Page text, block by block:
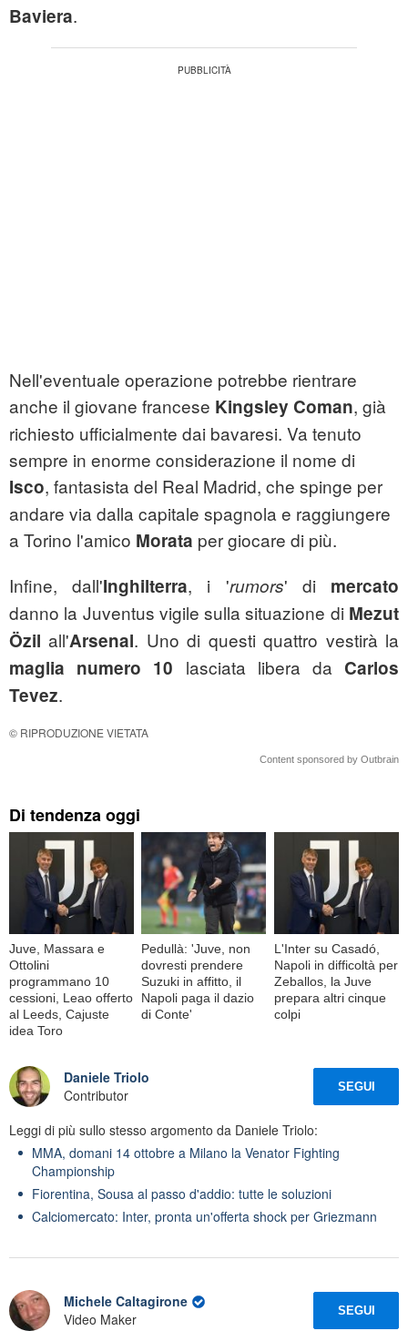
Baviera.
Nell'eventuale operazione potrebbe rientrare
anche il giovane francese Kingsley Coman, già
richiesto ufficialmente dai bavaresi. Va tenuto
sempre in enorme considerazione il nome di
Isco, fantasista del Real Madrid, che spinge per
andare via dalla capitale spagnola e raggiungere
a Torino l'amico Morata per giocare di più.
Infine, dall'Inghilterra, i 'rumors' di mercato
danno la Juventus vigile sulla situazione di Mezut
Özil all'Arsenal. Uno di questi quattro vestirà la
maglia numero 10 lasciata libera da Carlos
Tevez.
© RIPRODUZIONE VIETATA
Content sponsored by Outbrain
Di tendenza oggi
Juve, Massara e
Ottolini
programmano 10
cessioni, Leao offerto
al Leeds, Cajuste
idea Toro
Pedullà: 'Juve, non
dovresti prendere
Suzuki in affitto, il
Napoli paga il dazio
di Conte'
L'Inter su Casadó,
Napoli in difficoltà per
Zeballos, la Juve
prepara altri cinque
colpi
Daniele Triolo
Contributor
SEGUI
Leggi di più sullo stesso argomento da Daniele Triolo:
MMA, domani 14 ottobre a Milano la Venator Fighting
Championship
Fiorentina, Sousa al passo d'addio: tutte le soluzioni
Calciomercato: Inter, pronta un'offerta shock per Griezmann
Michele Caltagirone
Video Maker
SEGUI